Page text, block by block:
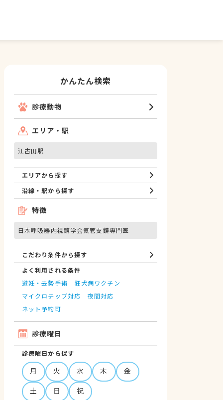
かんたん検索
診療動物
エリア・駅
江古田駅
エリアから探す
沿線・駅から探す
特徴
日本呼吸器内視鏡学会気管支鏡専門医
こだわり条件から探す
よく利用される条件
避妊・去勢手術
狂犬病ワクチン
マイクロチップ対応
夜間対応
ネット予約可
診療曜日
診療曜日から探す
月 火 水 木
金
土
日 祝